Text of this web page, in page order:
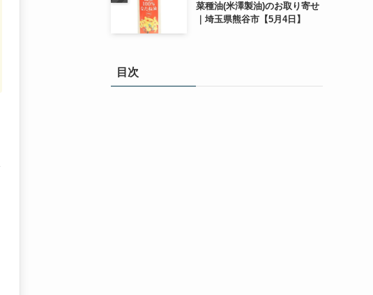
菜種油(米澤製油)のお取り寄せ
｜埼玉県熊谷市【5月4日】
目次